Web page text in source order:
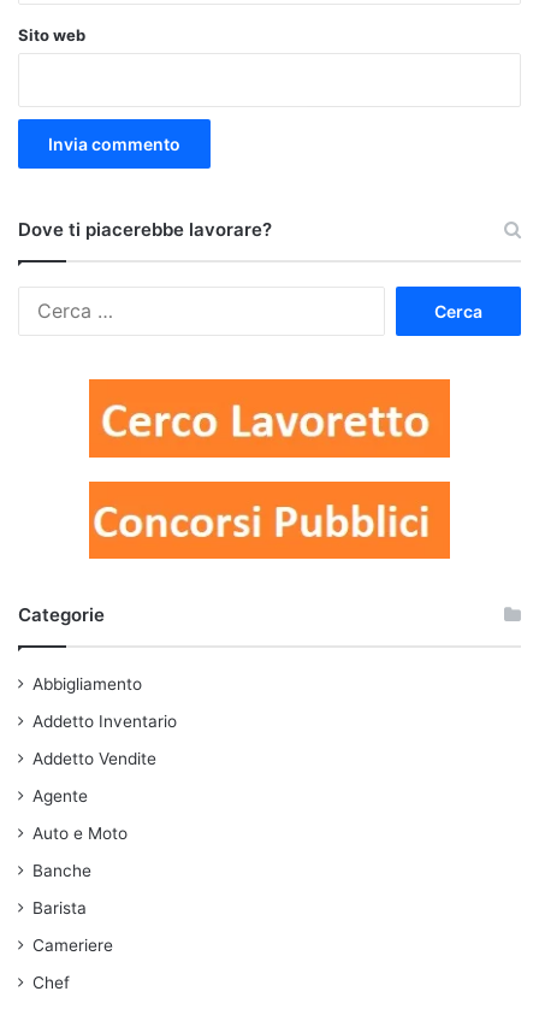
Sito web
Dove ti piacerebbe lavorare?
Categorie
Abbigliamento
Addetto Inventario
Addetto Vendite
Agente
Auto e Moto
Banche
Barista
Cameriere
Chef